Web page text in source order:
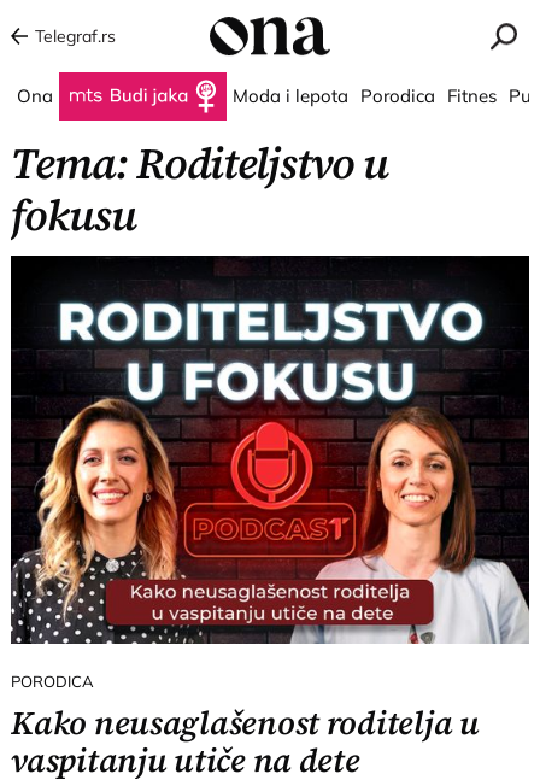
Telegraf.rs
Ona Budi jaka Moda i lepota Porodica Fitnes
Tema: Roditeljstvo u
fokusu
PORODICA
Kako neusaglašenost roditelja u
vaspitanju utiče na dete